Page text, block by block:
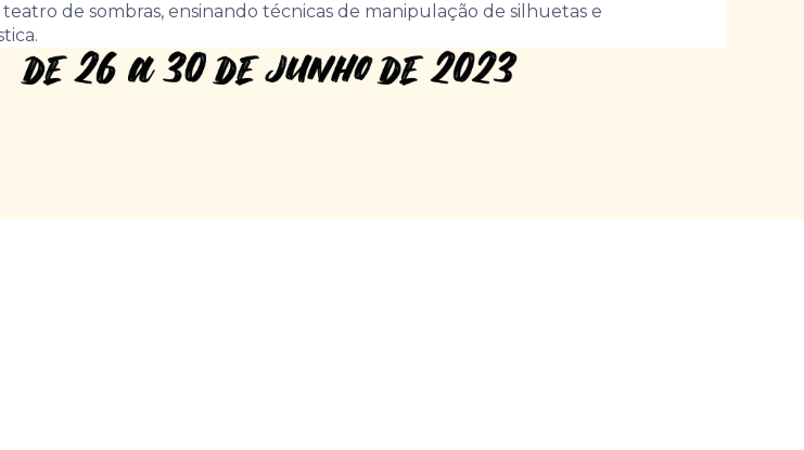
de sombras, ensinando técnicas de manipulação de silhuetas e